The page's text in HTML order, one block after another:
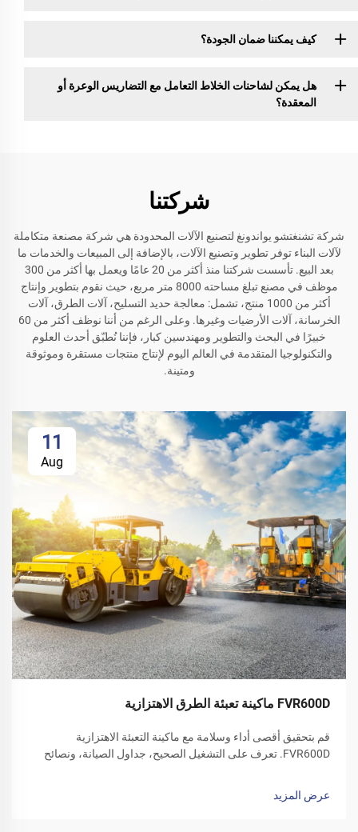
كيف يمكننا ضمان الجودة؟
هل يمكن لشاحنات الخلاط التعامل مع التضاريس الوعرة أو
المعقدة؟
شركتنا
شركة تشنغتشو يواندونغ لتصنيع الآلات المحدودة هي شركة مصنعة متكاملة
لآلات البناء توفر تطوير وتصنيع الآلات، بالإضافة إلى المبيعات والخدمات ما
بعد البيع. تأسست شركتنا منذ أكثر من 20 عامًا ويعمل بها أكثر من 300
موظف في مصنع تبلغ مساحته 8000 متر مربع، حيث نقوم بتطوير وإنتاج
أكثر من 1000 منتج، تشمل: معالجة حديد التسليح، آلات الطرق، آلات
الخرسانة، آلات الأرضيات وغيرها. وعلى الرغم من أننا نوظف أكثر من 60
خبيرًا في البحث والتطوير ومهندسين كبار، فإننا نُطبّق أحدث العلوم
والتكنولوجيا المتقدمة في العالم اليوم لإنتاج منتجات مستقرة وموثوقة
ومتينة.
11
Aug
FVR600D ماكينة تعبئة الطرق الاهتزازية
قم بتحقيق أقصى أداء وسلامة مع ماكينة التعبئة الاهتزازية
FVR600D. تعرف على التشغيل الصحيح، جداول الصيانة، ونصائح
عرض المزيد